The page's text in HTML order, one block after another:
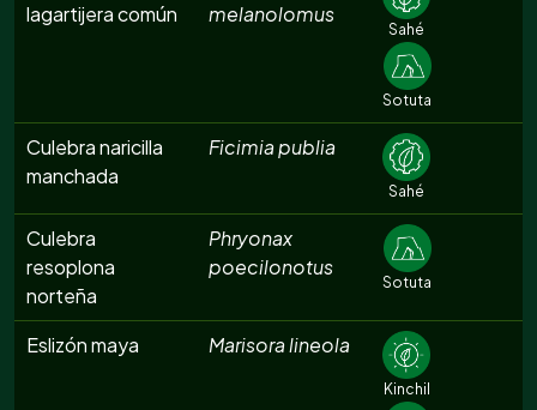
lagartijera común
melanolomus
Sahé
Sotuta
Culebra naricilla
manchada
Ficimia publia
Sahé
Culebra
resoplona
norteña
Phryonax
poecilonotus
Sotuta
Eslizón maya Marisora lineola
Kinchil